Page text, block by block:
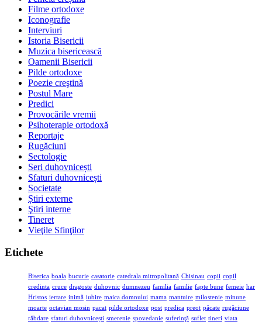
Filme ortodoxe
Iconografie
Interviuri
Istoria Bisericii
Muzica bisericească
Oamenii Bisericii
Pilde ortodoxe
Poezie creştină
Postul Mare
Predici
Provocările vremii
Psihoterapie ortodoxă
Reportaje
Rugăciuni
Sectologie
Seri duhovnicești
Sfaturi duhovnicești
Societate
Știri externe
Ştiri interne
Tineret
Vieţile Sfinţilor
Etichete
Biserica boala bucurie casatorie catedrala mitropolitană Chisinau copii copil
credinta cruce dragoste duhovnic dumnezeu familia familie fapte bune femeie har
Hristos iertare inimă iubire maica domnului mama mantuire milostenie minune
moarte octavian mosin pacat pilde ortodoxe post predica preot păcate rugăciune
răbdare sfaturi duhovnicești smerenie spovedanie suferinţă suflet tineri viata